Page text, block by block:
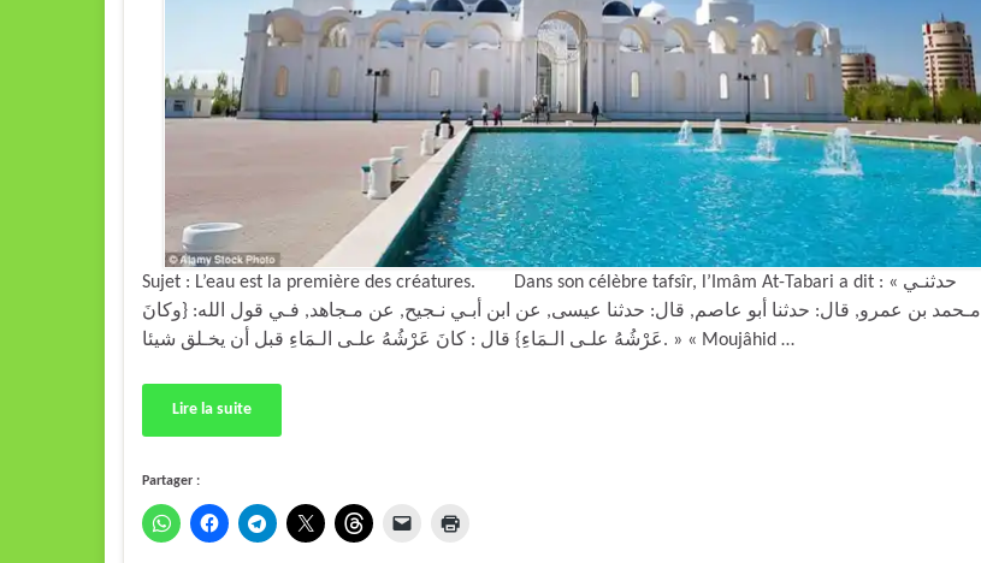
Sujet : L’eau est la première des créatures. Dans son célèbre tafsîr, l’Imâm At-Tabari a dit : « حدثنـي
مـحمد بن عمرو, قال: حدثنا أبو عاصم, قال: حدثنا عيسى, عن ابن أبـي نـجيح, عن مـجاهد, فـي قول الله: {وكانَ
عَرْشُهُ علـى الـمَاءِ} قال : كانَ عَرْشُهُ علـى الـمَاءِ قبل أن يخـلق شيئا. » « Moujâhid …
Lire la suite
Partager :